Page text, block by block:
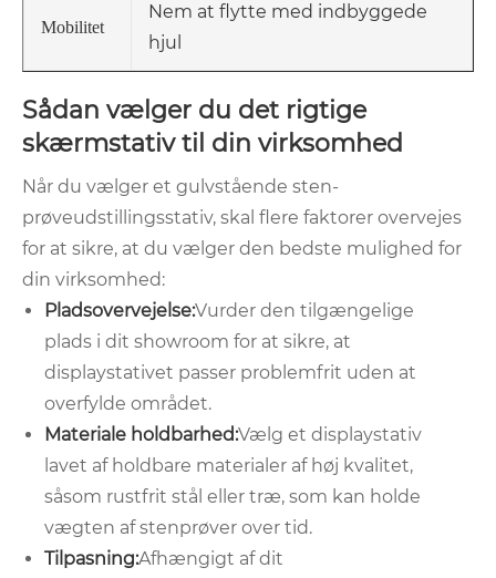
Mobilitet
Nem at flytte med indbyggede
hjul
Sådan vælger du det rigtige
skærmstativ til din virksomhed
Når du vælger et gulvstående sten-
prøveudstillingsstativ, skal flere faktorer overvejes
for at sikre, at du vælger den bedste mulighed for
din virksomhed:
Pladsovervejelse:Vurder den tilgængelige
plads i dit showroom for at sikre, at
displaystativet passer problemfrit uden at
overfylde området.
Materiale holdbarhed:Vælg et displaystativ
lavet af holdbare materialer af høj kvalitet,
såsom rustfrit stål eller træ, som kan holde
vægten af ​​stenprøver over tid.
Tilpasning:Afhængigt af dit